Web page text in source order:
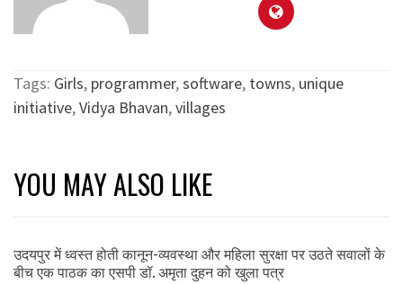
Tags: Girls, programmer,software, towns, unique
initiative,Vidya Bhavan,villages
YOU MAY ALSO LIKE
उदयपुर में ध्वस्त होती कानून-व्यवस्था और महिला सुरक्षा पर उठते सवालों के
बीच एक पाठक का एसपी डॉ. अमृता दुहन को खुला पत्र